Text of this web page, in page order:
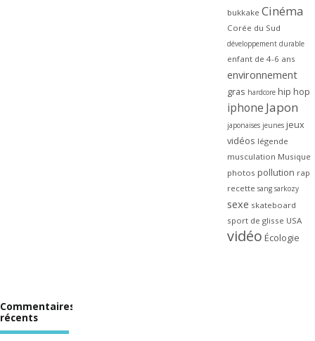
bukkake Cinéma
Corée du Sud
développement durable
enfant de 4-6 ans
environnement
gras hardcore hip hop
iphone Japon
japonaises jeunes jeux
vidéos légende
musculation Musique
photos pollution rap
recette sang sarkozy
sexe skateboard
sport de glisse USA
vidéo Écologie
Commentaires
récents